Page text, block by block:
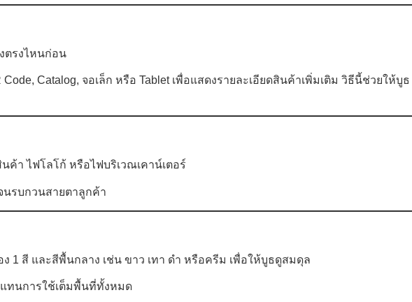
ตรงไหนก่อน
Catalog, จอเล็ก หรือ Tablet เพื่อแสดงรายละเอียดสินค้าเพิ่มเติม วิธีนี้ช่วยให้บูธ
ค้า ไฟโลโก้ หรือไฟบริเวณเคาน์เตอร์
นรบกวนสายตาลูกค้า
สี และสีพื้นกลาง เช่น ขาว เทา ดำ หรือครีม เพื่อให้บูธดูสมดุล
แทนการใช้เต็มพื้นที่ทั้งหมด